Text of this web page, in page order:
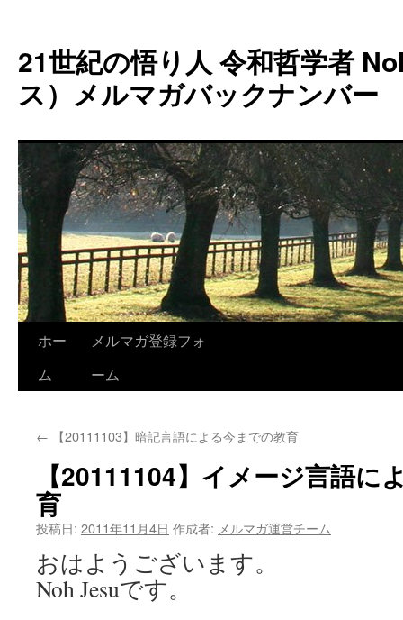
テ
ン
ツ
へ
キ
ッ
プ
21世紀の悟り人 令和哲学者
ス）メルマガバックナンバー
ホー
ム
メルマガ登録フォ
ーム
← 【20111103】暗記言語による今までの教育
【20111104】イメージ言語に
育
投稿日: 2011年11月4日 作成者: メルマガ運営チーム
おはようございます。
Noh Jesuです。